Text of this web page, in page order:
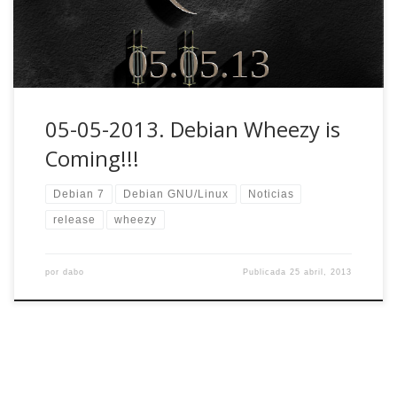
05-05-2013. Debian Wheezy is
Coming!!!
Debian 7 Debian GNU/Linux Noticias
release wheezy
por dabo Publicada 25 abril, 2013